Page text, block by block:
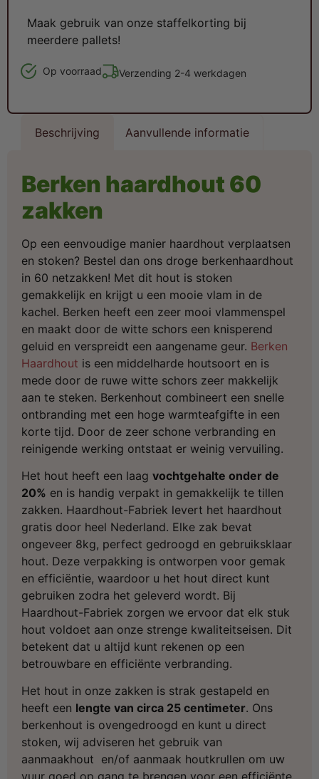
Maak gebruik van onze staffelkorting bij
meerdere pallets!
Op voorraad Verzending 2-4 werkdagen
Beschrijving Aanvullende informatie
Berken haardhout 60
zakken
Op een eenvoudige manier haardhout verplaatsen
en stoken? Bestel dan ons droge berkenhaardhout
in 60 netzakken! Met dit hout is stoken
gemakkelijk en krijgt u een mooie vlam in de
kachel. Berken heeft een zeer mooi vlammenspel
en maakt door de witte schors een knisperend
geluid en verspreidt een aangename geur. Berken
Haardhout is een middelharde houtsoort en is
mede door de ruwe witte schors zeer makkelijk
aan te steken. Berkenhout combineert een snelle
ontbranding met een hoge warmteafgifte in een
korte tijd. Door de zeer schone verbranding en
reinigende werking ontstaat er weinig vervuiling.
Het hout heeft een laag vochtgehalte onder de
20% en is handig verpakt in gemakkelijk te tillen
zakken. Haardhout-Fabriek levert het haardhout
gratis door heel Nederland. Elke zak bevat
ongeveer 8kg, perfect gedroogd en gebruiksklaar
hout. Deze verpakking is ontworpen voor gemak
en efficiëntie, waardoor u het hout direct kunt
gebruiken zodra het geleverd wordt. Bij
Haardhout-Fabriek zorgen we ervoor dat elk stuk
hout voldoet aan onze strenge kwaliteitseisen. Dit
betekent dat u altijd kunt rekenen op een
betrouwbare en efficiënte verbranding.
Het hout in onze zakken is strak gestapeld en
heeft een lengte van circa 25 centimeter. Ons
berkenhout is ovengedroogd en kunt u direct
stoken, wij adviseren het gebruik van
aanmaakhout en/of aanmaak houtkrullen om uw